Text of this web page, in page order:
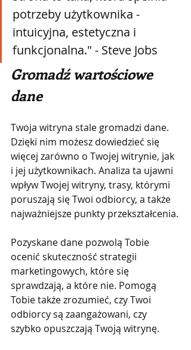
potrzeby użytkownika -
intuicyjna, estetyczna i
funkcjonalna." - Steve Jobs
Gromadź wartościowe
dane
Twoja witryna stale gromadzi dane.
Dzięki nim możesz dowiedzieć się
więcej zarówno o Twojej witrynie, jak
i jej użytkownikach. Analiza ta ujawni
wpływ Twojej witryny, trasy, którymi
poruszają się Twoi odbiorcy, a także
najważniejsze punkty przekształcenia.
Pozyskane dane pozwolą Tobie
ocenić skuteczność strategii
marketingowych, które się
sprawdzają, a które nie. Pomogą
Tobie także zrozumieć, czy Twoi
odbiorcy są zaangażowani, czy
szybko opuszczają Twoją witrynę.